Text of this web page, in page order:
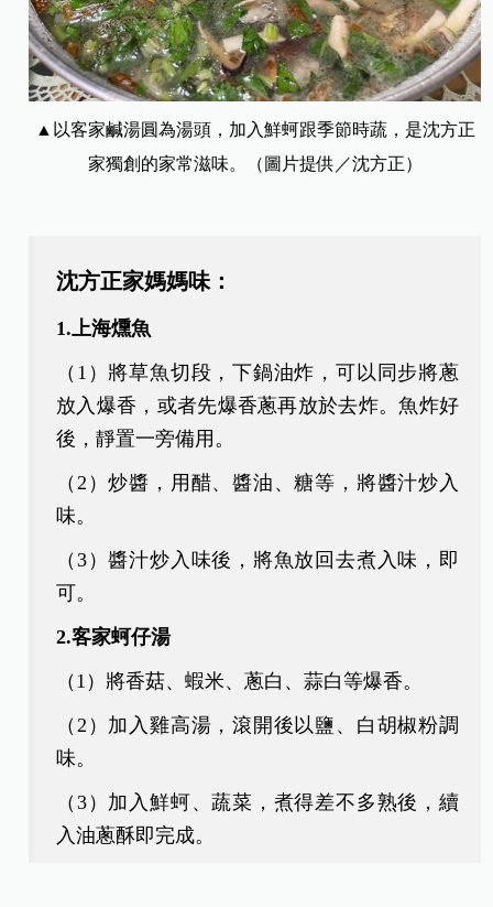
▲以客家鹹湯圓為湯頭，加入鮮蚵跟季節時蔬，是沈方正
家獨創的家常滋味。（圖片提供／沈方正）
沈方正家媽媽味：
1.上海燻魚
（1）將草魚切段，下鍋油炸，可以同步將蔥
放入爆香，或者先爆香蔥再放於去炸。魚炸好
後，靜置一旁備用。
（2）炒醬，用醋、醬油、糖等，將醬汁炒入
味。
（3）醬汁炒入味後，將魚放回去煮入味，即
可。
2.客家蚵仔湯
（1）將香菇、蝦米、蔥白、蒜白等爆香。
（2）加入雞高湯，滾開後以鹽、白胡椒粉調
味。
（3）加入鮮蚵、蔬菜，煮得差不多熟後，續
入油蔥酥即完成。